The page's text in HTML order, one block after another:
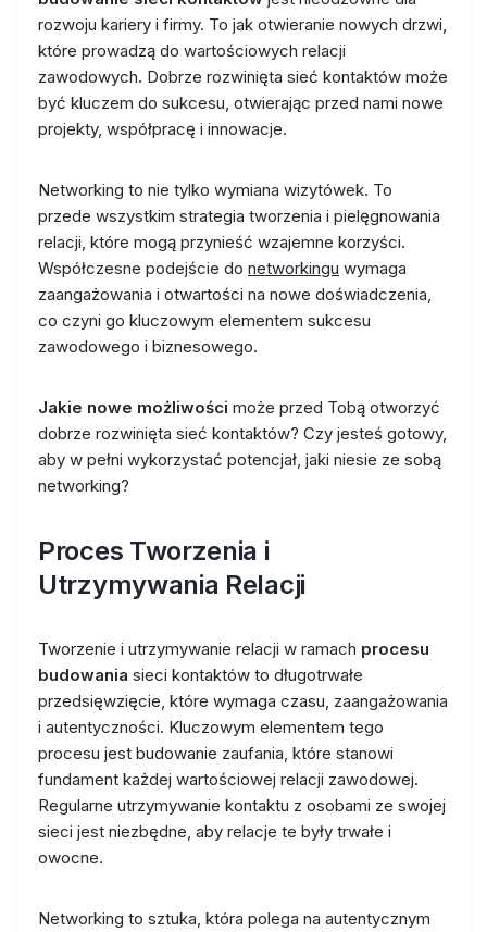
rozwoju kariery i firmy. To jak otwieranie nowych drzwi,
które prowadzą do wartościowych relacji
zawodowych. Dobrze rozwinięta sieć kontaktów może
być kluczem do sukcesu, otwierając przed nami nowe
projekty, współpracę i innowacje.
Networking to nie tylko wymiana wizytówek. To
przede wszystkim strategia tworzenia i pielęgnowania
relacji, które mogą przynieść wzajemne korzyści.
Współczesne podejście do networkingu wymaga
zaangażowania i otwartości na nowe doświadczenia,
co czyni go kluczowym elementem sukcesu
zawodowego i biznesowego.
Jakie nowe możliwości może przed Tobą otworzyć
dobrze rozwinięta sieć kontaktów? Czy jesteś gotowy,
aby w pełni wykorzystać potencjał, jaki niesie ze sobą
networking?
Proces Tworzenia i
Utrzymywania Relacji
Tworzenie i utrzymywanie relacji w ramach procesu
budowania sieci kontaktów to długotrwałe
przedsięwzięcie, które wymaga czasu, zaangażowania
i autentyczności. Kluczowym elementem tego
procesu jest budowanie zaufania, które stanowi
fundament każdej wartościowej relacji zawodowej.
Regularne utrzymywanie kontaktu z osobami ze swojej
sieci jest niezbędne, aby relacje te były trwałe i
owocne.
Networking to sztuka, która polega na autentycznym